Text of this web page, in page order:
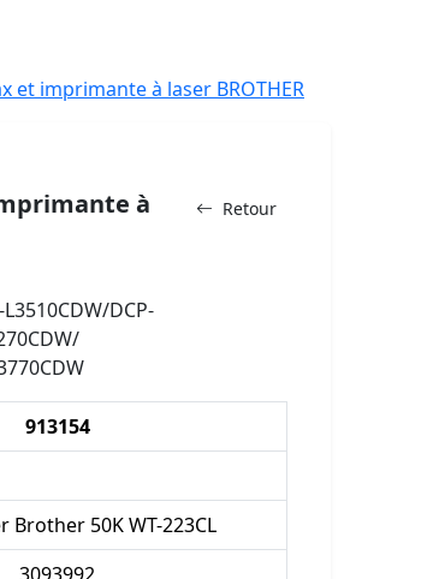
et imprimante à laser BROTHER
Retour
à
DCP-
913154
Brother 50K WT-223CL